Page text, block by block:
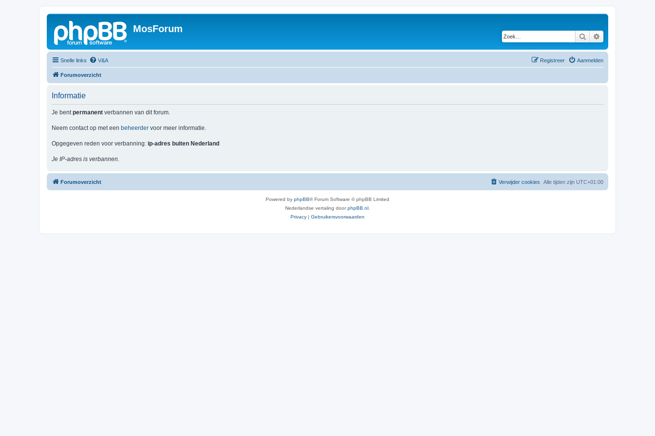
MosForum
Zoek
Snelle links V&A Aanmelden
Registreer
Forumoverzicht
Informatie
Je bentpermanent verbannen van dit forum.
Neem contact op met een beheerder voor meer informatie.
Opgegeven reden voor verbanning: ip-adres buiten Nederland
Je IP-adres is verbannen.
Forumoverzicht Alle tijden zijn UTC+01:00
Verwijder cookies
Powered by phpBB® Forum Software © phpBB Limited
Nederlandse vertaling doorphpBB.nl
Privacy | Gebruikersvoorwaarden